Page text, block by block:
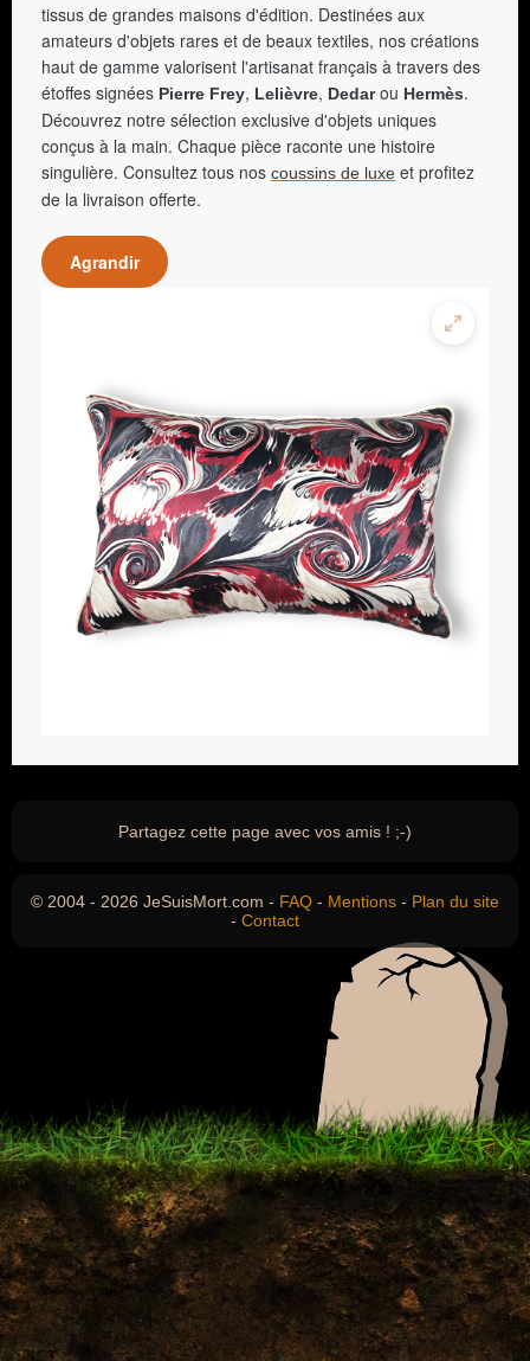
tissus de grandes maisons d'édition. Destinées aux
amateurs d'objets rares et de beaux textiles, nos créations
haut de gamme valorisent l'artisanat français à travers des
étoffes signées Pierre Frey, Lelièvre, Dedarou Hermès.
Découvrez notre sélection exclusive d'objets uniques
conçus à la main. Chaque pièce raconte une histoire
singulière. Consultez tous nos coussins de luxe et profitez
de la livraison offerte.
Agrandir
Partagez cette page avec vos amis ! ;-)
© 2004 - 2026 JeSuisMort.com - FAQ - Mentions - Plan du site
- Contact